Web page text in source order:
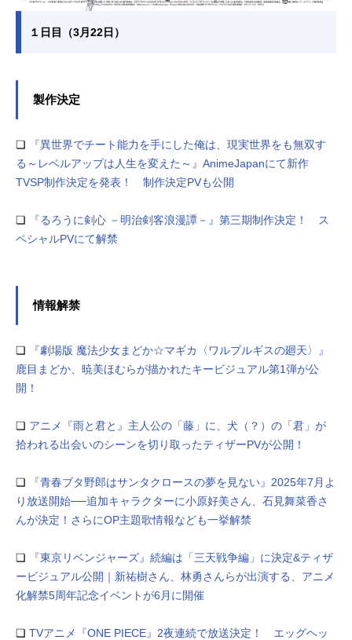
１日目（3月22日）
製作決定
❏
『異世界でチート能⼒を⼿にした俺は、現実世界をも無双す
る～レベルアップは⼈⽣を変えた～』AnimeJapanにて新作
TVSP制作決定を発表！ 制作決定PVも公開
❏
『るろうに剣心 －明治剣客浪漫譚－』第三期制作決定！ ス
ペシャルPVにて解禁
情報解禁
❏
『劇場版 魔法少女まどか☆マギカ〈ワルプルギスの廻天〉』
鹿目まどか、暁美ほむらが描かれたキービジュアル第1弾が公
開！
❏ アニメ『雨と君と』主人公の「藤」に、犬（？）の「君」が
拾われる出会いのシーンを切り取ったティザーPVが公開！
❏
『青春ブタ野郎はサンタクロースの夢を見ない』2025年7月よ
り放送開始──追加キャラクターに小原好美さん、石見舞菜香さ
んが決定！さらにOP主題歌情報なども一挙解禁
❏
『東京リベンジャーズ』続編は「三天戦争編」に決定&ティザ
ービジュアル公開｜新祐樹さん、林勇さんらが出演する、アニメ
化解禁5周年記念イベントが6月に開催
❏ TVアニメ『ONE PIECE』2夜連続で放送決定！ エッグヘッ